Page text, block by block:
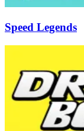
Speed Legends